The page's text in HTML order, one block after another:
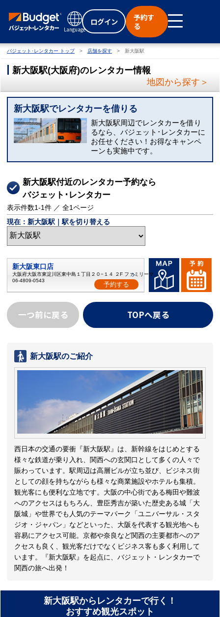
Language
ログイン
予約す
る
バジェット･レンタカー トップ 店舗を探す 新大阪駅
新大阪駅(大阪府)のレンタカー情報
地図から探す＞
新大阪駅でレンタカーを借りる
新大阪駅周辺でレンタカーを借り
るなら、バジェット･レンタカーに
お任せください！お得なキャンペ
ーンも実施中です。
新大阪駅付近のレンタカー予約なら
バジェット･レンタカー
表示件数1-1件 ／ 全1ページ
現在：新大阪駅｜駅を切り替える
新大阪東口店
大阪府大阪市東淀川区東中島１丁目２０−１４ ２F ファミリーマート上
06-4809-0543
予約する
一つ前に戻る TOPへ戻る
新大阪駅のご紹介
西日本の交通の要衝『新大阪駅』は、新幹線をはじめとする
様々な鉄道が乗り入れ、関西への玄関口として多くの人々で
賑わっています。駅周辺は高層ビルが立ち並び、ビジネス街
としての顔を持ちながらも様々な商業施設やホテルも集積。
観光客にも便利な立地です。大阪の中心街である梅田や難波
へのアクセスはもちろん、豊臣秀吉が築いた歴史ある城「大
阪城」や世界でも人気のテーマパーク「ユニバーサル・スタ
ジオ・ジャパン」などといった、大阪を代表する観光地へも
容易にアクセス可能。京都や奈良など関西の主要都市へのア
クセスも良く、観光客だけでなくビジネス客も多く利用して
います。『新大阪駅』を起点に、バジェット・レンタカーで
関西の旅へ出発！
新大阪駅からレンタカーで行く！
おすすめ観光スポット